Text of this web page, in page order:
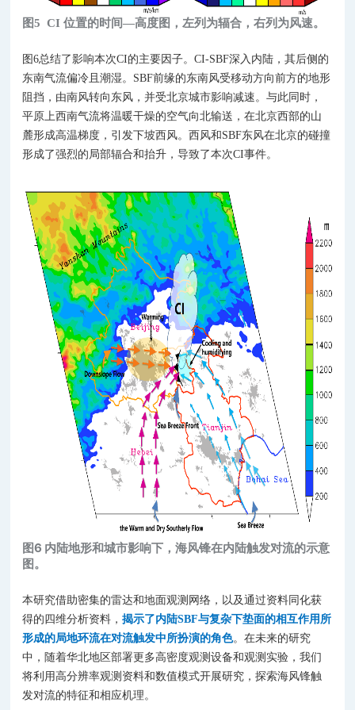
图5CI 位置的时间—高度图，左列为辐合，右列为风速。
图6总结了影响本次CI的主要因子。CI-SBF深入内陆，其后侧的
东南气流偏冷且潮湿。SBF前缘的东南风受移动方向前方的地形
阻挡，由南风转向东风，并受北京城市影响减速。与此同时，
平原上西南气流将温暖干燥的空气向北输送，在北京西部的山
麓形成高温梯度，引发下坡西风。西风和SBF东风在北京的碰撞
形成了强烈的局部辐合和抬升，导致了本次CI事件。
图6 内陆地形和城市影响下，海风锋在内陆触发对流的示意
图。
本研究借助密集的雷达和地面观测 网络，以及通过资料同化获
得的四维分析资料，揭示了内陆SBF与复杂下垫面的相互作用所
形成的局地环流在对流触发中所扮演的角色。在未来的研究
中，随着华北地区部署更多高密度观测设备和观测实验，我们
将利用高分辨率观测资料和数值模式开展研究，探索海风锋触
发对流的特征和相应机理。